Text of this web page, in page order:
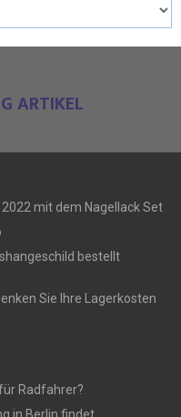
ARTIKEL
mit dem Nagellack Set
bestellt
Sie Ihre Lagerkosten
Radfahrer?
in Berlin findet